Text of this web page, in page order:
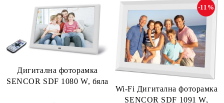
Дигитална фоторамка
SENCOR SDF 1080 W, бяла
Wi-Fi Дигитална фоторамка
SENCOR SDF 1091 W,
-11%